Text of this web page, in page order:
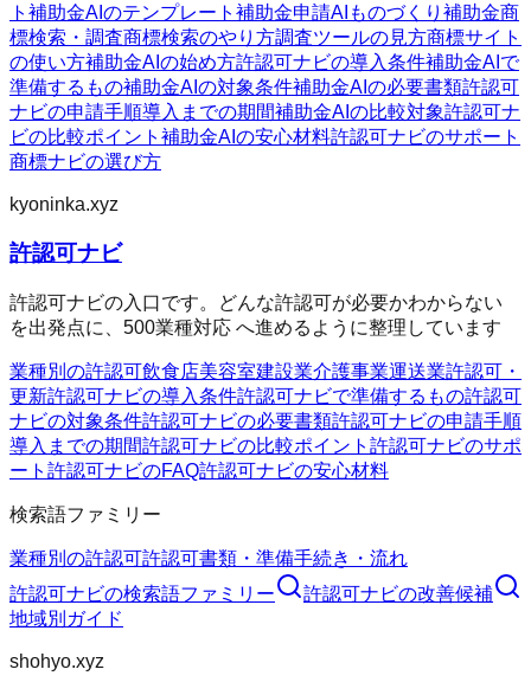
ト 補助金AIのテンプレート 補助金申請AI ものづくり補助金商
標検索・調査商標検索のやり方調査ツールの見方商標サイト
の使い方補助金AIの始め方許認可ナビの導入条件補助金AIで
準備するもの補助金AIの対象条件補助金AIの必要書類許認可
ナビの申請手順導入までの期間補助金AIの比較対象許認可ナ
ビの比較ポイント 補助金AIの安心材料許認可ナビのサポート
商標ナビの選び方
kyoninka.xyz
許認可ナビ
許認可ナビの入口です。どんな許認可が必要かわからない
を出発点に、500業種対応 へ進めるように整理しています
業種別の許認可飲食店美容室建設業介護事業運送業許認可・
更新許認可ナビの導入条件許認可ナビで準備するもの許認可
ナビの対象条件許認可ナビの必要書類許認可ナビの申請手順
導入までの期間許認可ナビの比較ポイント 許認可ナビのサポ
ート 許認可ナビのFAQ許認可ナビの安心材料
検索語ファミリー
業種別の許認可許認可書類・準備手続き・流れ
許認可ナビの検索語ファミリー 許認可ナビの改善候補
地域別ガイド
shohyo.xyz